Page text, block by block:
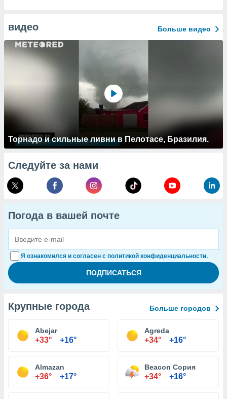
видео Больше видео
Торнадо и сильные ливни в Пелотасе, Бразилия.
Следуйте за нами
Погода в вашей почте
Я ознакомился и согласен с политикой конфиденциальности.
Крупные города Больше городов
Abejar
+33° +16°
Agreda
+34° +16°
Almazan
+36° +17°
Beacon Сория
+34° +16°